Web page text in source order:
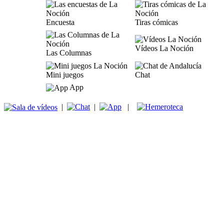
Encuesta Tiras cómicas
Las Columnas
Vídeos La Noción
Mini juegos
Chat
App
| | |